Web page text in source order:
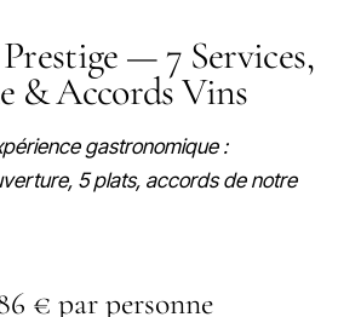
— 7 Services,
& Accords Vins
gastronomique :
5 plats, accords de notre
€ par personne